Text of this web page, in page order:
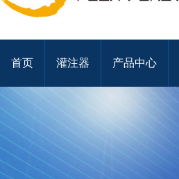
首页 灌注器 产品中心